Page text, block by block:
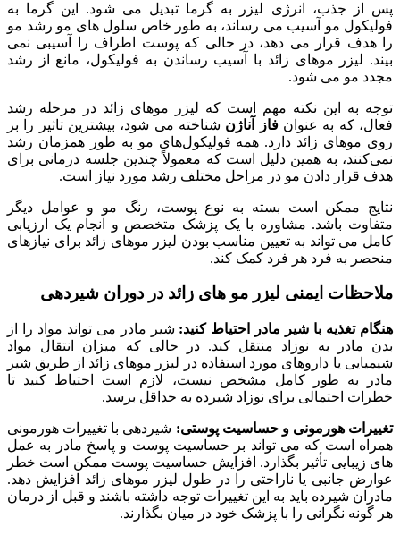
پس از جذب، انرژی لیزر به گرما تبدیل می شود. این گرما به
فولیکول مو آسیب می رساند، به طور خاص سلول های مو رشد مو
را هدف قرار می دهد، در حالی که پوست اطراف را آسیبی نمی
بیند. لیزر موهای زائد با آسیب رساندن به فولیکول، مانع از رشد
مجدد مو می شود.
توجه به این نکته مهم است که لیزر موهای زائد در مرحله رشد
فعال، که به عنوانفاز آناژن شناخته می شود، بیشترین تاثیر را بر
روی موهای زائد دارد. همه فولیکول‌های مو به طور همزمان رشد
نمی‌کنند، به همین دلیل است که معمولاً چندین جلسه درمانی برای
هدف قرار دادن مو در مراحل مختلف رشد مورد نیاز است.
نتایج ممکن است بسته به نوع پوست، رنگ مو و عوامل دیگر
متفاوت باشد. مشاوره با یک پزشک متخصص و انجام یک ارزیابی
کامل می تواند به تعیین مناسب بودن لیزر موهای زائد برای نیازهای
منحصر به فرد هر فرد کمک کند.
ملاحظات ایمنی لیزر مو های زائد در دوران شیردهی
هنگام تغذیه با شیر مادر احتیاط کنید: شیر مادر می تواند مواد را از
بدن مادر به نوزاد منتقل کند. در حالی که میزان انتقال مواد
شیمیایی یا داروهای مورد استفاده در لیزر موهای زائد از طریق شیر
مادر به طور کامل مشخص نیست، لازم است احتیاط کنید تا
خطرات احتمالی برای نوزاد شیرده به حداقل برسد.
تغییرات هورمونی و حساسیت پوستی: شیردهی با تغییرات هورمونی
همراه است که می تواند بر حساسیت پوست و پاسخ مادر به عمل
های زیبایی تأثیر بگذارد. افزایش حساسیت پوست ممکن است خطر
عوارض جانبی یا ناراحتی را در طول لیزر موهای زائد افزایش دهد.
مادران شیرده باید به این تغییرات توجه داشته باشند و قبل از درمان
هر گونه نگرانی را با پزشک خود در میان بگذارند.